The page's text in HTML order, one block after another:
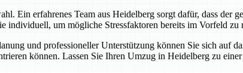
Ein erfahrenes Team aus Heidelberg sorgt dafür, dass der
individuell, um mögliche Stressfaktoren bereits im Vorfeld zu
und professioneller Unterstützung können Sie sich auf
können. Lassen Sie Ihren Umzug in Heidelberg zu